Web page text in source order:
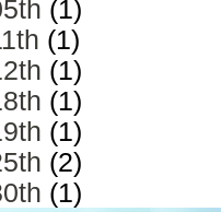
(1)
(1)
(1)
(1)
(1)
(2)
(1)